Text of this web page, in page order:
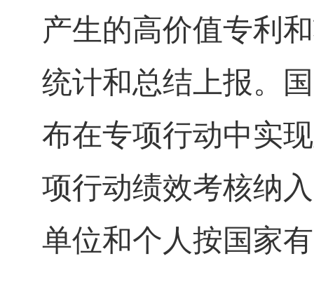
产生的高价值专利
统计和总结上报。
布在专项行动中实
项行动绩效考核纳
单位和个人按国家